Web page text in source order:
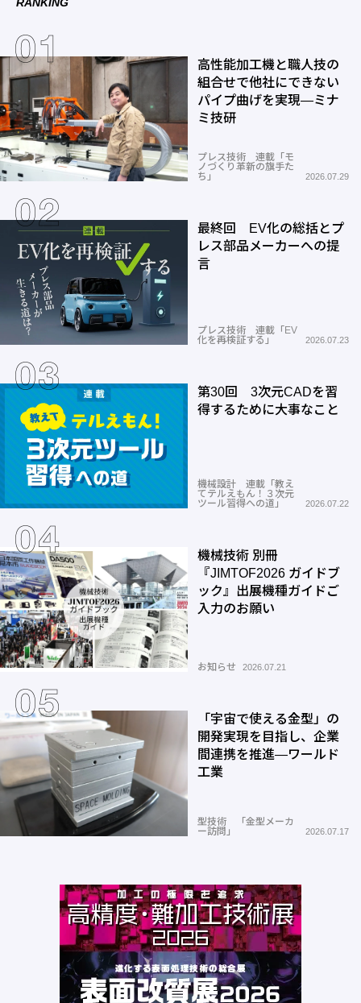
高性能加工機と職人技の
組合せで他社にできない
パイプ曲げを実現―ミナ
ミ技研
プレス技術 連載「モ
ノづくり革新の旗手た
ち」
2026.07.29
最終回 EV化の総括とプ
レス部品メーカーへの提
言
プレス技術 連載「EV
化を再検証する」
2026.07.23
第30回 3次元CADを習
得するために大事なこと
機械設計 連載「教え
てテルえもん！３次元
ツール習得への道」
2026.07.22
機械技術 別冊
『JIMTOF2026 ガイドブ
ック』出展機種ガイドご
入力のお願い
お知らせ 2026.07.21
「宇宙で使える金型」の
開発実現を目指し、企業
間連携を推進―ワールド
工業
型技術 「金型メーカ
ー訪問」
2026.07.17